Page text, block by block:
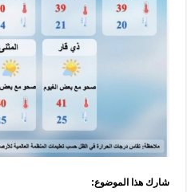
شارك هذا الموضوع: